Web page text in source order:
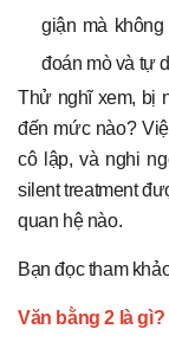
giận mà
đoán mò và tự
Thử nghĩ xem, bị
đến mức nào?
cô lập, và nghi
silent treatment
quan hệ nào.
Bạn đọc tham
Văn bằng 2 là